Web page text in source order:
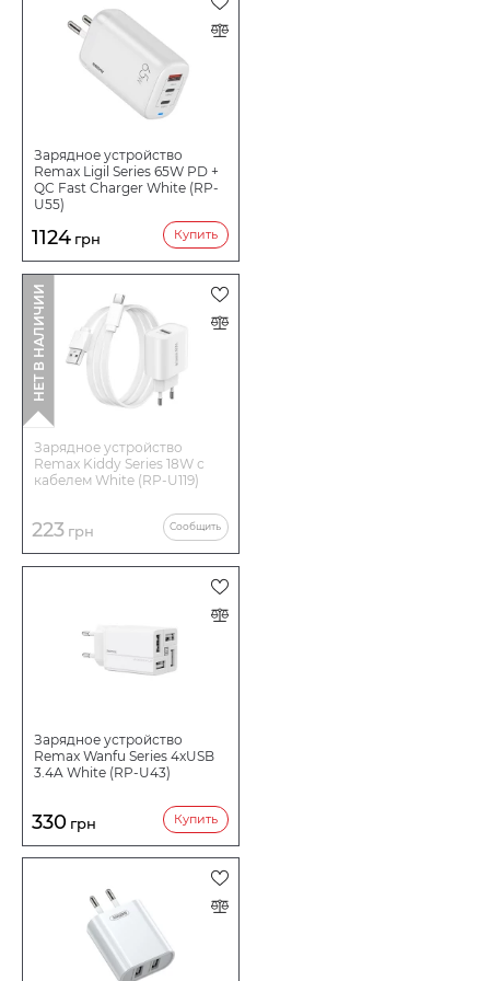
9В/2.22А, 12В/1.67А
Материал: Высококачественный ABS-пластик
Цвет: Белый
Зарядное устройство
Remax Ligil Series 65W PD +
QC Fast Charger White (RP-
U55)
1124 грн Купить
Зарядное устройство
Remax Kiddy Series 18W с
кабелем White (RP-U119)
223 грн Сообщить
НЕТ В НАЛИЧИИ
Зарядное устройство
Remax Wanfu Series 4xUSB
3.4A White (RP-U43)
330 грн Купить